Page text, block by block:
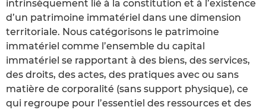
intrinsèquement lié à la constitution et à l’existence
d’un patrimoine immatériel dans une dimension
territoriale. Nous catégorisons le patrimoine
immatériel comme l’ensemble du capital
immatériel se rapportant à des biens, des services,
des droits, des actes, des pratiques avec ou sans
matière de corporalité (sans support physique), ce
qui regroupe pour l’essentiel des ressources et des